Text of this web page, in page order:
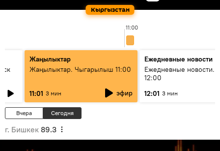
Кыргызстан
11:00
Жаңылыктар
Жаңылыктар. Чыгарылыш 11:00
11:01 3 мин эфир
Ежедневные новости
Ежедневные новости.
12:00
12:01 3 мин
Вчера Сегодня
г. Бишкек 89.3